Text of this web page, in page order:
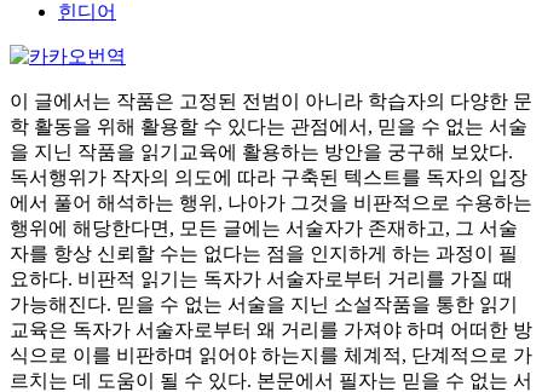
힌디어
이 글에서는 작품은 고정된 전범이 아니라 학습자의 다양한 문
학 활동을 위해 활용할 수 있다는 관점에서, 믿을 수 없는 서술
을 지닌 작품을 읽기교육에 활용하는 방안을 궁구해 보았다.
독서행위가 작자의 의도에 따라 구축된 텍스트를 독자의 입장
에서 풀어 해석하는 행위, 나아가 그것을 비판적으로 수용하는
행위에 해당한다면, 모든 글에는 서술자가 존재하고, 그 서술
자를 항상 신뢰할 수는 없다는 점을 인지하게 하는 과정이 필
요하다. 비판적 읽기는 독자가 서술자로부터 거리를 가질 때
가능해진다. 믿을 수 없는 서술을 지닌 소설작품을 통한 읽기
교육은 독자가 서술자로부터 왜 거리를 가져야 하며 어떠한 방
식으로 이를 비판하며 읽어야 하는지를 체계적, 단계적으로 가
르치는 데 도움이 될 수 있다. 본문에서 필자는 믿을 수 없는 서